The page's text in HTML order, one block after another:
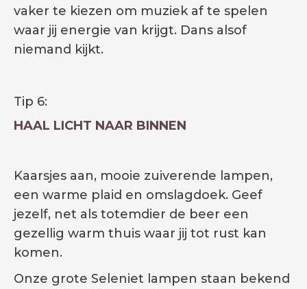
vaker te kiezen om muziek af te spelen
waar jij energie van krijgt. Dans alsof
niemand kijkt.
Tip 6:
HAAL LICHT NAAR BINNEN
Kaarsjes aan, mooie zuiverende lampen,
een warme plaid en omslagdoek. Geef
jezelf, net als totemdier de beer een
gezellig warm thuis waar jij tot rust kan
komen.
Onze grote Seleniet lampen staan bekend